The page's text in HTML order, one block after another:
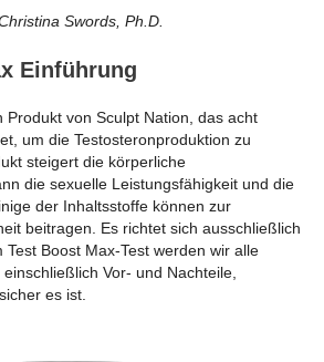
Swords, Ph.D.
Einführung
Produkt von Sculpt Nation, das acht
um die Testosteronproduktion zu
steigert die körperliche
die sexuelle Leistungsfähigkeit und die
der Inhaltsstoffe können zur
beitragen. Es richtet sich ausschließlich
Boost Max-Test werden wir alle
Vor- und Nachteile,
es ist.